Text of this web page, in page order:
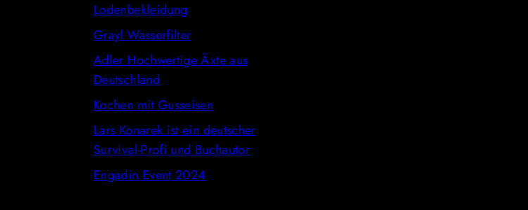
Lodenbekleidung
Grayl Wasserfilter
Adler Hochwertige Äxte aus
Deutschland
Kochen mit Gusseisen
Lars Konarek ist ein deutscher
Survival-Profi und Buchautor
Engadin Event 2024